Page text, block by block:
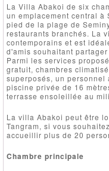
La Villa Abakoi de six
un emplacement central à
pied de la plage de
restaurants branchés. La
contemporains et est
d'amis souhaitant
Parmi les services
gratuit, chambres
superposés, un
piscine privée de 16
terrasse ensoleillée au
La villa Abakoi peut être
Tangram, si vous
accueillir plus de 20
Chambre principale